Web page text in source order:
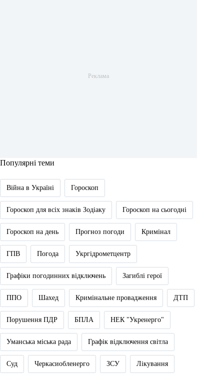
Популярні теми
Війна в Україні Гороскоп
Гороскоп для всіх знаків Зодіаку Гороскоп на сьогодні
Гороскоп на день Прогноз погоди Кримінал
ГПВ Погода Укргідрометцентр
Графіки погодинних відключень Загиблі герої
ППО Шахед Кримінальне провадження ДТП
Порушення ПДР БПЛА НЕК "Укренерго"
Уманська міська рада Графік відключення світла
Суд Черкасиобленерго ЗСУ Лікування